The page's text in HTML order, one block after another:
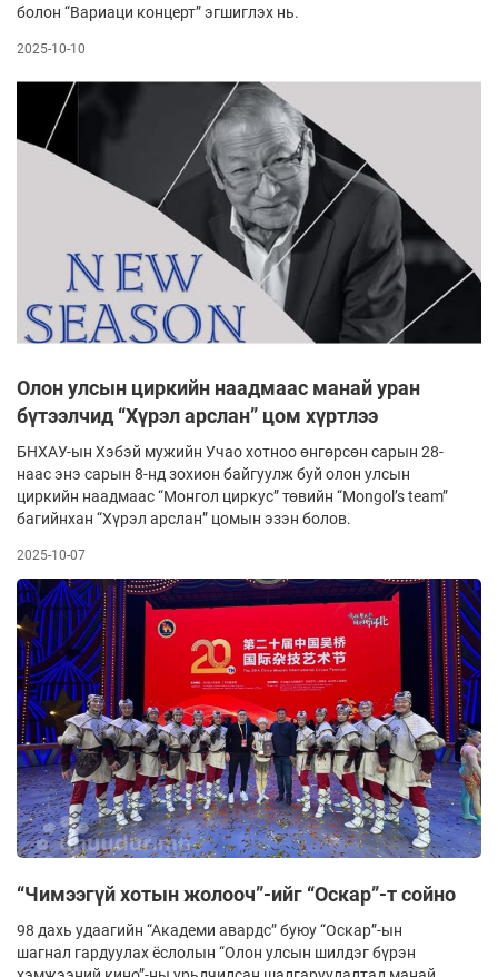
болон “Вариаци концерт” эгшиглэх нь.
2025-10-10
Олон улсын циркийн наадмаас манай уран
бүтээлчид “Хүрэл арслан” цом хүртлээ
БНХАУ-ын Хэбэй мужийн Учао хотноо өнгөрсөн сарын 28-
наас энэ сарын 8-нд зохион байгуулж буй олон улсын
циркийн наадмаас “Монгол циркус” төвийн “Mongol’s team”
багийнхан “Хүрэл арслан” цомын эзэн болов.
2025-10-07
“Чимээгүй хотын жолооч”-ийг “Оскар”-т сойно
98 дахь удаагийн “Академи авардс” буюу “Оскар”-ын
шагнал гардуулах ёслолын “Олон улсын шилдэг бүрэн